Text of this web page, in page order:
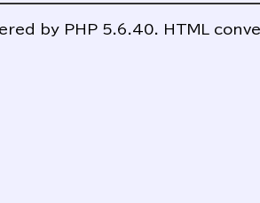
by PHP 5.6.40. HTML